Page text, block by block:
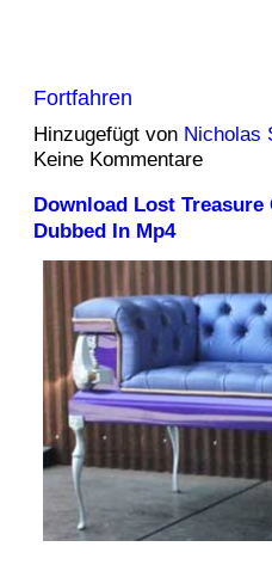
Fortfahren
Hinzugefügt von Nicholas
Keine Kommentare
Download Lost
Dubbed In Mp4